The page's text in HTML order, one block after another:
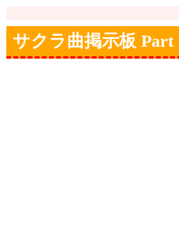
サクラ曲掲示板